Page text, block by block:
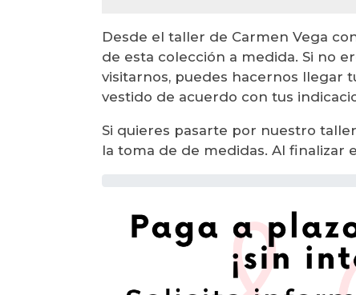
Desde el taller de Carmen Vega
de esta colección a medida. Si no
visitarnos, puedes hacernos llegar
vestido de acuerdo con tus
Si quieres pasarte por nuestro
la toma de de medidas. Al finalizar